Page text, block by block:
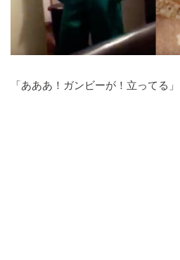
「あああ！ガンビーが！立ってる」